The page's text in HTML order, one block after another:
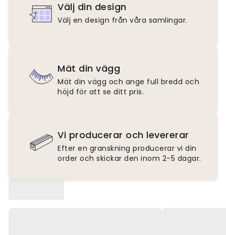
Välj din design
Välj en design från våra samlingar.
Mät din vägg
Mät din vägg och ange full bredd och
höjd för att se ditt pris.
Vi producerar och levererar
Efter en granskning producerar vi din
order och skickar den inom 2-5 dagar.